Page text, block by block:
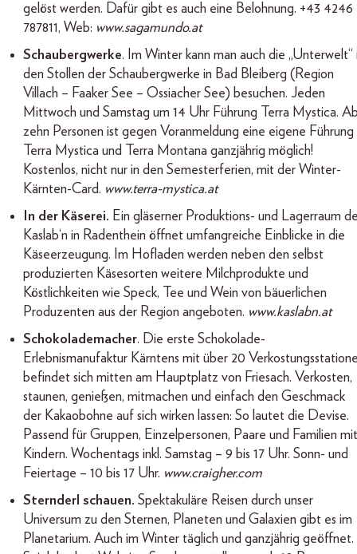
gelöst werden. Dafür gibt es auch eine Belohnung. +43 4246
787811, Web: www.sagamundo.at
Schaubergwerke. Im Winter kann man auch die „Unterwelt“
den Stollen der Schaubergwerke in Bad Bleiberg (Region
Villach – Faaker See – Ossiacher See) besuchen. Jeden
Mittwoch und Samstag um 14 Uhr Führung Terra Mystica.
zehn Personen ist gegen Voranmeldung eine eigene Führung
Terra Mystica und Terra Montana ganzjährig möglich!
Kostenlos, nicht nur in den Semesterferien, mit der Winter-
Kärnten-Card. www.terra-mystica.at
In der Käserei. Ein gläserner Produktions- und Lagerraum
Kaslab‘n in Radenthein öffnet umfangreiche Einblicke in die
Käseerzeugung. Im Hofladen werden neben den selbst
produzierten Käsesorten weitere Milchprodukte und
Köstlichkeiten wie Speck, Tee und Wein von bäuerlichen
Produzenten aus der Region angeboten. www.kaslabn.at
Schokolademacher. Die erste Schokolade-
Erlebnismanufaktur Kärntens mit über 20
befindet sich mitten am Hauptplatz von Friesach. Verkosten,
staunen, genießen, mitmachen und einfach den Geschmack
der Kakaobohne auf sich wirken lassen: So lautet die Devise.
Passend für Gruppen, Einzelpersonen, Paare und Familien mit
Kindern. Wochentags inkl. Samstag – 9 bis 17 Uhr. Sonn- und
Feiertage – 10 bis 17 Uhr. www.craigher.com
Sternderl schauen. Spektakuläre Reisen durch unser
Universum zu den Sternen, Planeten und Galaxien gibt es im
Planetarium. Auch im Winter täglich und ganzjährig geöffnet.